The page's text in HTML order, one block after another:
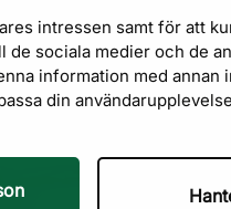
intressen samt för att
sociala medier och de
information med annan
din